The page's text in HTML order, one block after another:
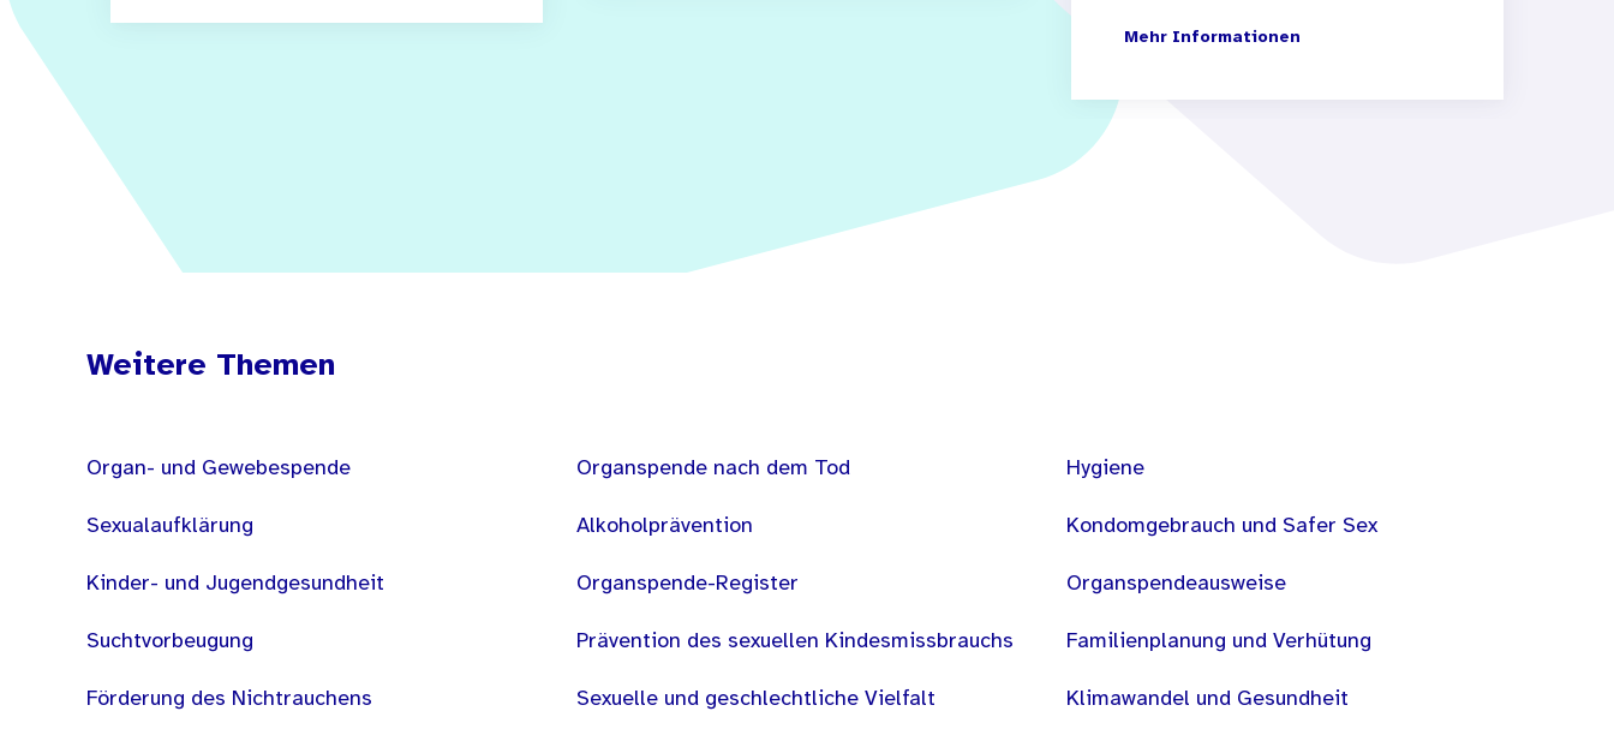
Mehr Informationen
Weitere Themen
Organ- und Gewebespende
Sexualaufklärung
Kinder- und Jugendgesundheit
Suchtvorbeugung
Förderung des Nichtrauchens
Organspende nach dem Tod
Alkoholprävention
Organspende-Register
Prävention des sexuellen Kindesmissbrauchs
Sexuelle und geschlechtliche Vielfalt
Hygiene
Kondomgebrauch und Safer Sex
Organspendeausweise
Familienplanung und Verhütung
Klimawandel und Gesundheit